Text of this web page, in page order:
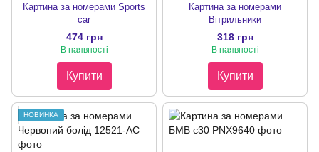
Картина за номерами Sports
car
474 грн
В наявності
Купити
Картина за номерами
Вітрильники
318 грн
В наявності
Купити
НОВИНКА